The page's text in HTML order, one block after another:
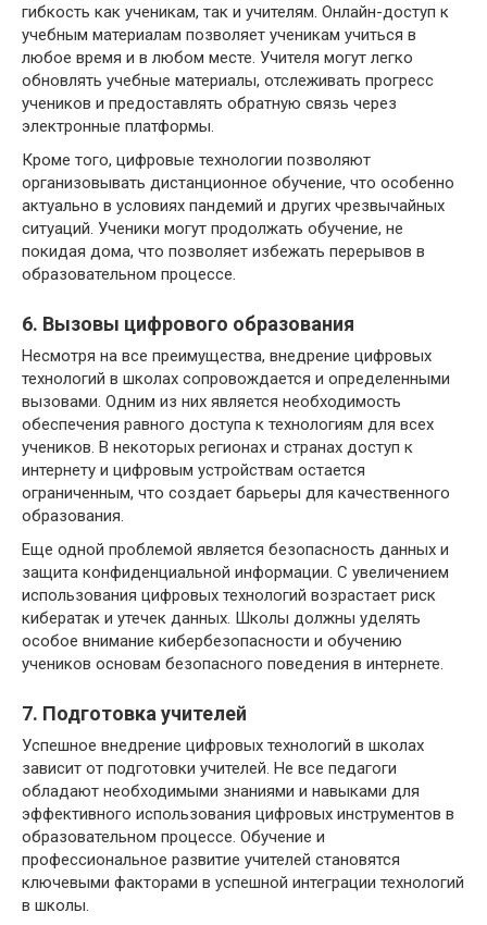
гибкость как ученикам, так и учителям. Онлайн-доступ к
учебным материалам позволяет ученикам учиться в
любое время и в любом месте. Учителя могут легко
обновлять учебные материалы, отслеживать прогресс
учеников и предоставлять обратную связь через
электронные платформы.
Кроме того, цифровые технологии позволяют
организовывать дистанционное обучение, что особенно
актуально в условиях пандемий и других чрезвычайных
ситуаций. Ученики могут продолжать обучение, не
покидая дома, что позволяет избежать перерывов в
образовательном процессе.
6. Вызовы цифрового образования
Несмотря на все преимущества, внедрение цифровых
технологий в школах сопровождается и определенными
вызовами. Одним из них является необходимость
обеспечения равного доступа к технологиям для всех
учеников. В некоторых регионах и странах доступ к
интернету и цифровым устройствам остается
ограниченным, что создает барьеры для качественного
образования.
Еще одной проблемой является безопасность данных и
защита конфиденциальной информации. С увеличением
использования цифровых технологий возрастает риск
кибератак и утечек данных. Школы должны уделять
особое внимание кибербезопасности и обучению
учеников основам безопасного поведения в интернете.
7. Подготовка учителей
Успешное внедрение цифровых технологий в школах
зависит от подготовки учителей. Не все педагоги
обладают необходимыми знаниями и навыками для
эффективного использования цифровых инструментов в
образовательном процессе. Обучение и
профессиональное развитие учителей становятся
ключевыми факторами в успешной интеграции технологий
в школы.